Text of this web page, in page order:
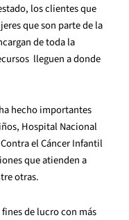
los clientes que
que son parte de la
de toda la
lleguen a donde
hecho importantes
Hospital Nacional
el Cáncer Infantil
que atienden a
otras.
de lucro con más